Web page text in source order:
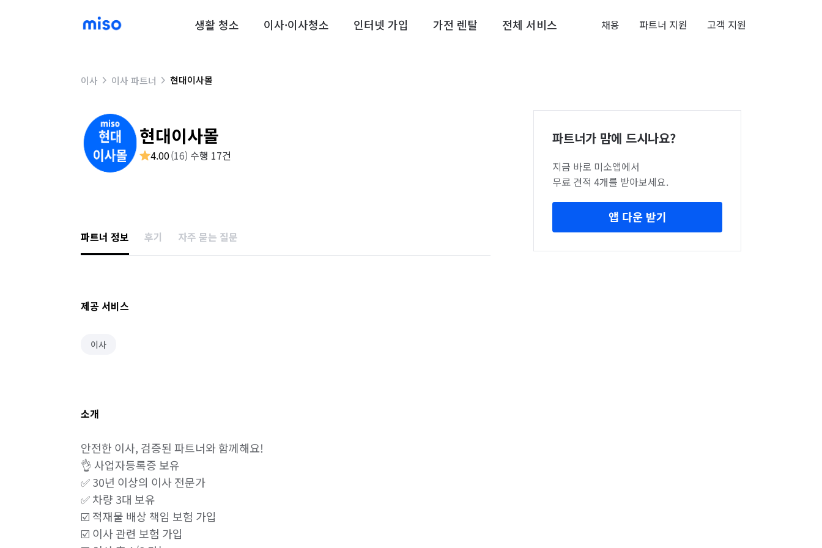
생활 청소 이사·이사청소 인터넷 가입 가전 렌탈 전체 서비스 채용 파트너 지원 고객 지원
이사 이사 파트너 현대이사몰
현대이사몰
4.00(16) 수행 17건
파트너 정보 후기 자주 묻는 질문
제공 서비스
이사
소개
안전한 이사, 검증된 파트너와 함께해요!
👌 사업자등록증 보유
✅ 30년 이상의 이사 전문가
✅ 차량 3대 보유
☑️ 적재물 배상 책임 보험 가입
☑️ 이사 관련 보험 가입
파트너가 맘에 드시나요?
지금 바로 미소앱에서
무료 견적 4개를 받아보세요.
앱 다운 받기